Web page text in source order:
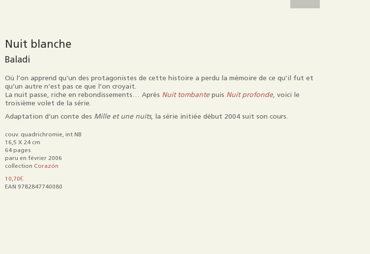
Nuit blanche
Baladi
Où l’on apprend qu’un des protagonistes de cette histoire a perdu la mémoire de ce qu’il fut et
qu’un autre n’est pas ce que l’on croyait.
La nuit passe, riche en rebondissements… Après Nuit tombantepuis Nuit profonde, voici le
troisième volet de la série.
Adaptation d’un conte des Mille et une nuits, la série initiée début 2004 suit son cours.
couv. quadrichromie, int NB
16,5 X 24 cm
64 pages
paru en février 2006
collection Corazón
10,70€
EAN 9782847740080